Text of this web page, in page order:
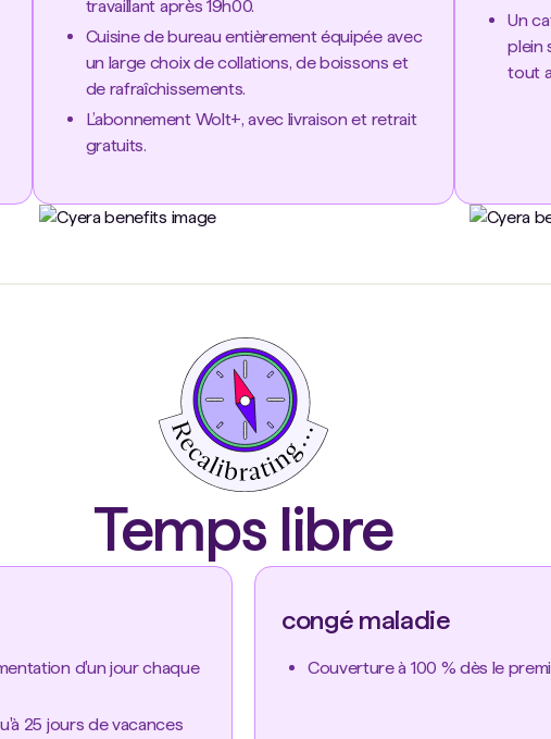
travaillant après 19h00.
Cuisine de bureau entièrement équipée avec
un large choix de collations, de boissons et
de rafraîchissements.
L’abonnement Wolt+, avec livraison et retrait
gratuits.
Un
plein
tout
Temps libre
d'un jour chaque
25 jours de vacances
congé maladie
Couverture à 100 % dès le